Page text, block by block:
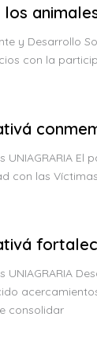
y Desarrollo
con la
UNIAGRARIA
con las
UNIAGRARIA
consolidar